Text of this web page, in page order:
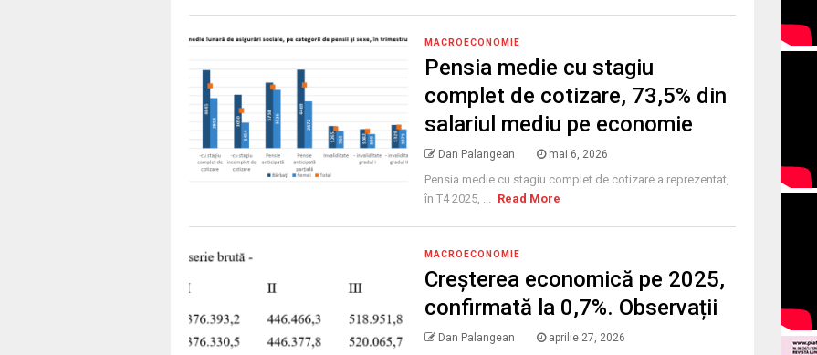
MACROECONOMIE
Pensia medie cu stagiu
complet de cotizare, 73,5% din
salariul mediu pe economie
Dan Palangean mai 6, 2026
Pensia medie cu stagiu complet de cotizare a reprezentat,
în T4 2025, ... Read More
MACROECONOMIE
Creșterea economică pe 2025,
confirmată la 0,7%. Observații
Dan Palangean aprilie 27, 2026